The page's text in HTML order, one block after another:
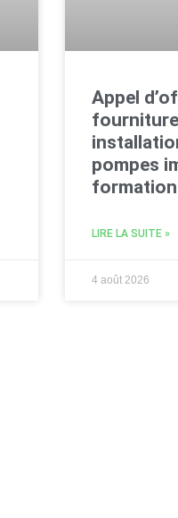
Appel
pompes
LIRE LA SUITE »
4 août 2026